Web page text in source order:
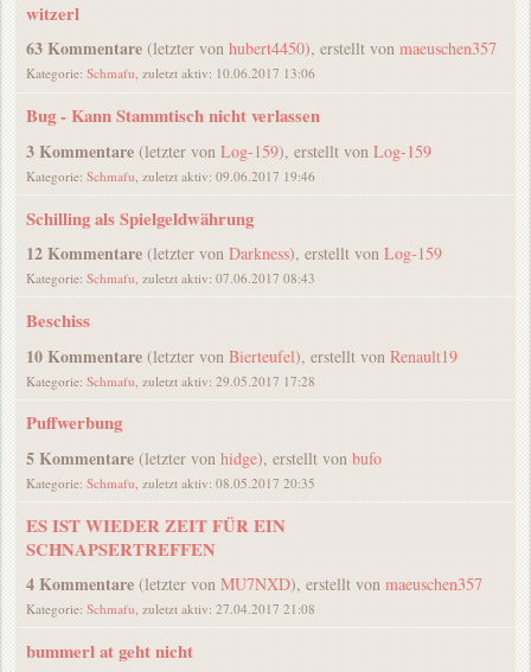
witzerl
63 Kommentare(letzter von hubert4450), erstellt von maeuschen357
Kategorie: Schmafu, zuletzt aktiv: 10.06.2017 13:06
Bug - Kann Stammtisch nicht verlassen
3 Kommentare(letzter von Log-159), erstellt von Log-159
Kategorie: Schmafu , zuletzt aktiv: 09.06.2017 19:46
Schilling als Spielgeldwährung
12 Kommentare(letzter von Darkness), erstellt von Log-159
Kategorie: Schmafu, zuletzt aktiv: 07.06.2017 08:43
Beschiss
10 Kommentare(letzter von Bierteufel), erstellt von Renault19
Kategorie: Schmafu , zuletzt aktiv: 29.05.2017 17:28
Puffwerbung
5 Kommentare(letzter von hidge), erstellt von bufo
Kategorie: Schmafu , zuletzt aktiv: 08.05.2017 20:35
ES IST WIEDER ZEIT FÜR EIN
SCHNAPSERTREFFEN
4 Kommentare(letzter von MU7NXD), erstellt von maeuschen357
Kategorie: Schmafu, zuletzt aktiv: 27.04.2017 21:08
bummerl at geht nicht